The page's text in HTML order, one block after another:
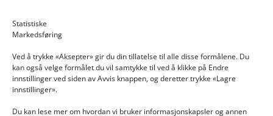
Statistiske
Markedsføring
Ved å trykke «Aksepter» gir du din tillatelse til alle disse formålene. Du
kan også velge formålet du vil samtykke til ved å klikke på Endre
innstillinger ved siden av Avvis knappen, og deretter trykke «Lagre
innstillinger».
Du kan lese mer om hvordan vi bruker informasjonskapsler og annen